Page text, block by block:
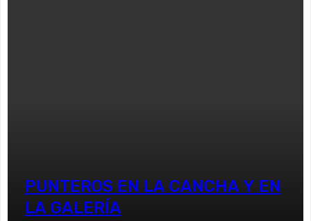
PUNTEROS EN LA CANCHA Y EN
LA GALERÍA